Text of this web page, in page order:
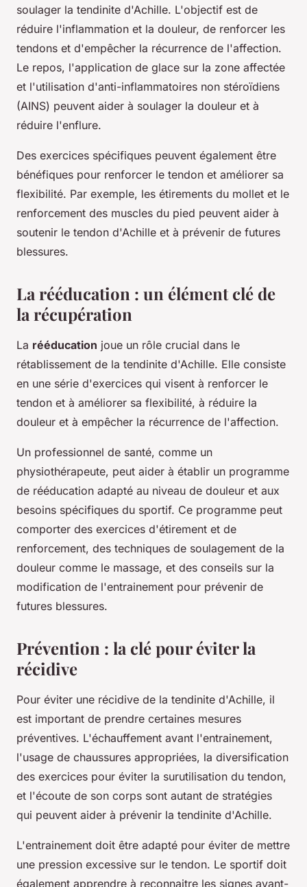
soulager la tendinite d'Achille. L'objectif est de
réduire l'inflammation et la douleur, de renforcer les
tendons et d'empêcher la récurrence de l'affection.
Le repos, l'application de glace sur la zone affectée
et l'utilisation d'anti-inflammatoires non stéroïdiens
(AINS) peuvent aider à soulager la douleur et à
réduire l'enflure.
Des exercices spécifiques peuvent également être
bénéfiques pour renforcer le tendon et améliorer sa
flexibilité. Par exemple, les étirements du mollet et le
renforcement des muscles du pied peuvent aider à
soutenir le tendon d'Achille et à prévenir de futures
blessures.
La rééducation : un élément clé de
la récupération
La rééducation joue un rôle crucial dans le
rétablissement de la tendinite d'Achille. Elle consiste
en une série d'exercices qui visent à renforcer le
tendon et à améliorer sa flexibilité, à réduire la
douleur et à empêcher la récurrence de l'affection.
Un professionnel de santé, comme un
physiothérapeute, peut aider à établir un programme
de rééducation adapté au niveau de douleur et aux
besoins spécifiques du sportif. Ce programme peut
comporter des exercices d'étirement et de
renforcement, des techniques de soulagement de la
douleur comme le massage, et des conseils sur la
modification de l'entrainement pour prévenir de
futures blessures.
Prévention : la clé pour éviter la
récidive
Pour éviter une récidive de la tendinite d'Achille, il
est important de prendre certaines mesures
préventives. L'échauffement avant l'entrainement,
l'usage de chaussures appropriées, la diversification
des exercices pour éviter la surutilisation du tendon,
et l'écoute de son corps sont autant de stratégies
qui peuvent aider à prévenir la tendinite d'Achille.
L'entrainement doit être adapté pour éviter de mettre
une pression excessive sur le tendon. Le sportif doit
également apprendre à reconnaitre les signes avant-